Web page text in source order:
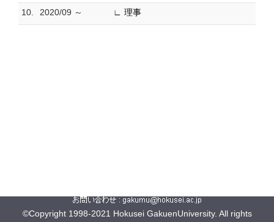
10. 2020/09 ～ ∟ 理事
©Copyright 1998-2021 Hokusei GakuenUniversity. All rights